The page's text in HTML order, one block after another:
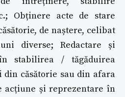
Obținere acte de stare
de naștere, celibat
diverse; Redactare și
stabilirea / tăgăduirea
căsătorie sau din afara
acțiune și reprezentare în